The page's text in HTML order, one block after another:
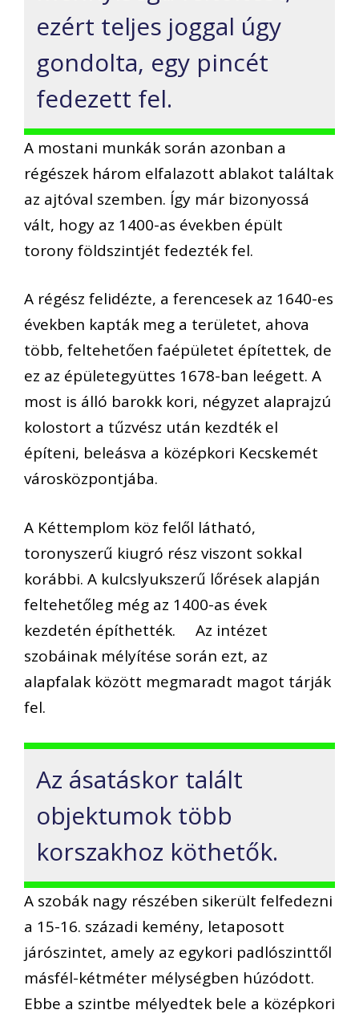
ezért teljes joggal úgy
gondolta, egy pincét
fedezett fel.
A mostani munkák során azonban a
régészek három elfalazott ablakot találtak
az ajtóval szemben. Így már bizonyossá
vált, hogy az 1400-as években épült
torony földszintjét fedezték fel.
A régész felidézte, a ferencesek az 1640-es
években kapták meg a területet, ahova
több, feltehetően faépületet építettek, de
ez az épületegyüttes 1678-ban leégett. A
most is álló barokk kori, négyzet alaprajzú
kolostort a tűzvész után kezdték el
építeni, beleásva a középkori Kecskemét
városközpontjába.
A Kéttemplom köz felől látható,
toronyszerű kiugró rész viszont sokkal
korábbi. A kulcslyukszerű lőrések alapján
feltehetőleg még az 1400-as évek
kezdetén építhették. Az intézet
szobáinak mélyítése során ezt, az
alapfalak között megmaradt magot tárják
fel.
Az ásatáskor talált
objektumok több
korszakhoz köthetők.
A szobák nagy részében sikerült felfedezni
a 15-16. századi kemény, letaposott
járószintet, amely az egykori padlószinttől
másfél-kétméter mélységben húzódott.
Ebbe a szintbe mélyedtek bele a középkori